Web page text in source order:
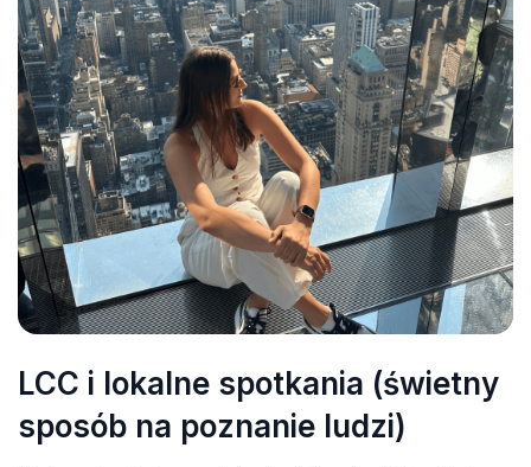
LCC i lokalne spotkania (świetny
sposób na poznanie ludzi)